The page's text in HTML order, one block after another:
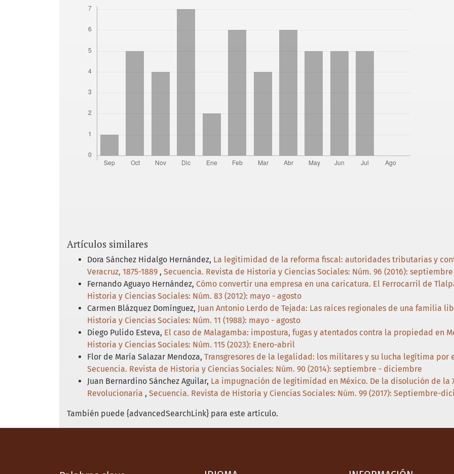
Artículos similares
Dora Sánchez Hidalgo Hernández, La legitimidad de la reforma fiscal: autoridades tributarias y
Veracruz, 1875-1889 , Secuencia. Revista de Historia y Ciencias Sociales: Núm. 96 (2016):
Fernando Aguayo Hernández, Cómo convertir una empresa en una caricatura. El Ferrocarril de
Historia y Ciencias Sociales: Núm. 83 (2012): mayo - agosto
Carmen Blázquez Domínguez, Juan Antonio Lerdo de Tejada: Las raíces regionales de una familia
Historia y Ciencias Sociales: Núm. 11 (1988): mayo - agosto
Diego Pulido Esteva, El caso de Malagamba: impostura, fugas y atentados contra la propiedad en
Historia y Ciencias Sociales: Núm. 115 (2023): Enero-abril
Flor de María Salazar Mendoza, Transgresores de la legalidad: los militares y su lucha legítima por
Secuencia. Revista de Historia y Ciencias Sociales: Núm. 90 (2014): septiembre - diciembre
Juan Bernardino Sánchez Aguilar, La impugnación de legitimidad en México. De la disolución de la
Revolucionaria , Secuencia. Revista de Historia y Ciencias Sociales: Núm. 99 (2017): Septiembre-
También puede {advancedSearchLink} para este artículo.